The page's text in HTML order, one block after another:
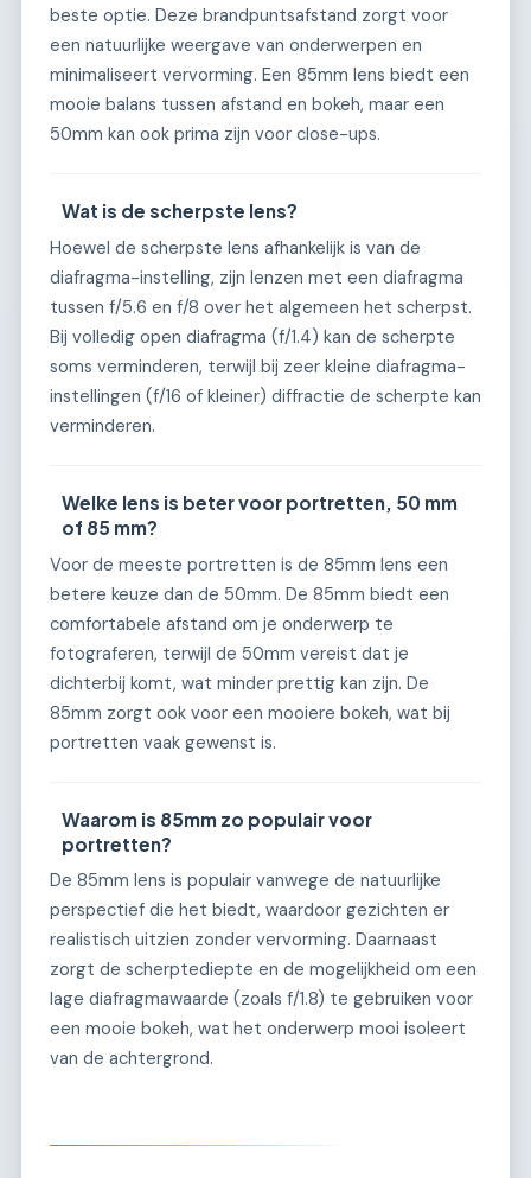
beste optie. Deze brandpuntsafstand zorgt voor
een natuurlijke weergave van onderwerpen en
minimaliseert vervorming. Een 85mm lens biedt een
mooie balans tussen afstand en bokeh, maar een
50mm kan ook prima zijn voor close-ups.
Wat is de scherpste lens?
Hoewel de scherpste lens afhankelijk is van de
diafragma-instelling, zijn lenzen met een diafragma
tussen f/5.6 en f/8 over het algemeen het scherpst.
Bij volledig open diafragma (f/1.4) kan de scherpte
soms verminderen, terwijl bij zeer kleine diafragma-
instellingen (f/16 of kleiner) diffractie de scherpte kan
verminderen.
Welke lens is beter voor portretten, 50 mm
of 85 mm?
Voor de meeste portretten is de 85mm lens een
betere keuze dan de 50mm. De 85mm biedt een
comfortabele afstand om je onderwerp te
fotograferen, terwijl de 50mm vereist dat je
dichterbij komt, wat minder prettig kan zijn. De
85mm zorgt ook voor een mooiere bokeh, wat bij
portretten vaak gewenst is.
Waarom is 85mm zo populair voor
portretten?
De 85mm lens is populair vanwege de natuurlijke
perspectief die het biedt, waardoor gezichten er
realistisch uitzien zonder vervorming. Daarnaast
zorgt de scherptediepte en de mogelijkheid om een
lage diafragmawaarde (zoals f/1.8) te gebruiken voor
een mooie bokeh, wat het onderwerp mooi isoleert
van de achtergrond.